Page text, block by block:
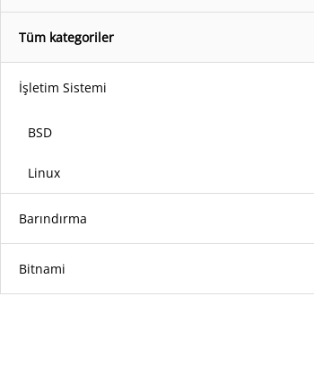
Tüm kategoriler
İşletim Sistemi
BSD
Linux
Barındırma
Bitnami